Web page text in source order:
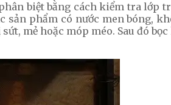
biệt bằng cách kiểm tra lớp
sản phẩm có nước men bóng,
mẻ hoặc móp méo. Sau đó